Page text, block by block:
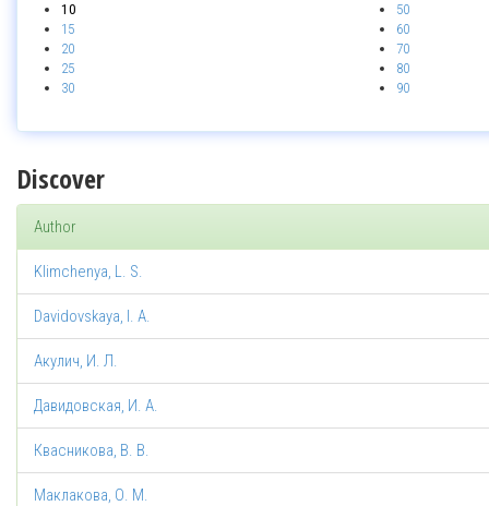
10
15
20
25
30
50
60
70
80
90
Discover
Author
Klimchenya, L. S.
Davidovskaya, I. A.
Акулич, И. Л.
Давидовская, И. А.
Квасникова, В. В.
Маклакова, О. М.